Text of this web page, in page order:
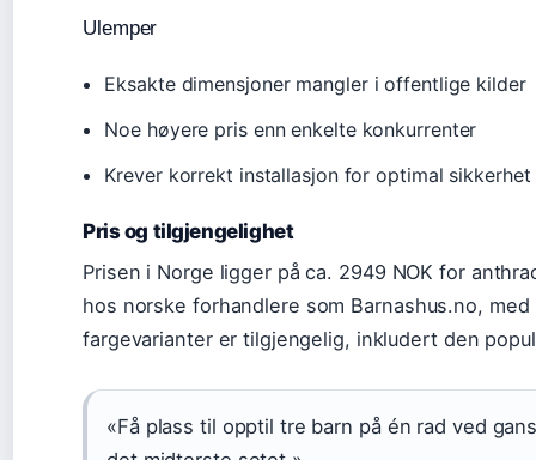
Ulemper
Eksakte dimensjoner mangler i offentlige kilder
Noe høyere pris enn enkelte konkurrenter
Krever korrekt installasjon for optimal sikkerhet
Pris og tilgjengelighet
Prisen i Norge ligger på ca. 2949 NOK for
hos norske forhandlere som Barnashus.no,
fargevarianter er tilgjengelig, inkludert den
«Få plass til opptil tre barn på én rad ved